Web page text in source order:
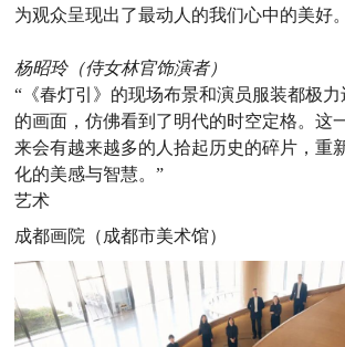
为观众呈现出了最动人的我们心中的美好
杨昭玲（侍女林官饰演者）
“《春灯引》的现场布景和演员服装都极
的画面，仿佛看到了明代的时空定格。这
来会有越来越多的人拾起历史的碎片，重
化的美感与智慧。”
艺术
成都画院（成都市美术馆）